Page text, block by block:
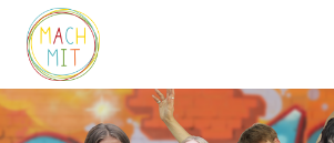
Zum
Inhalt
springen